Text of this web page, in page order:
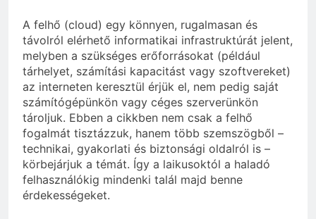
A felhő (cloud) egy könnyen, rugalmasan és
távolról elérhető informatikai infrastruktúrát jelent,
melyben a szükséges erőforrásokat (például
tárhelyet, számítási kapacitást vagy szoftvereket)
az interneten keresztül érjük el, nem pedig saját
számítógépünkön vagy céges szerverünkön
tároljuk. Ebben a cikkben nem csak a felhő
fogalmát tisztázzuk, hanem több szemszögből –
technikai, gyakorlati és biztonsági oldalról is –
körbejárjuk a témát. Így a laikusoktól a haladó
felhasználókig mindenki talál majd benne
érdekességeket.